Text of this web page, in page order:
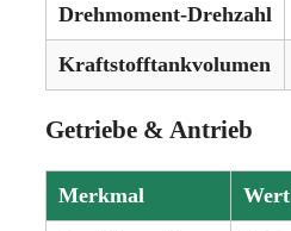
Drehmoment-Drehzahl
Kraftstofftankvolumen
Getriebe & Antrieb
Merkmal Wert